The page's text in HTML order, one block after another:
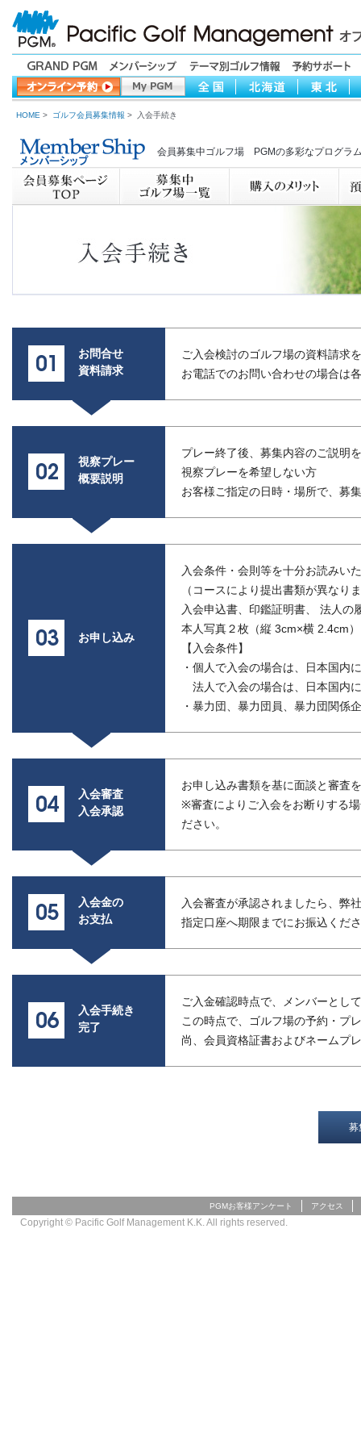
HOME > ゴルフ会員募集情報 > 入会手続き
会員募集中ゴルフ場 PGMの多彩なプログラ
お問合せ
資料請求
ご入会検討のゴルフ場の資料請求
お電話でのお問い合わせの場合は
視察プレー
概要説明
プレー終了後、募集内容のご説明
視察プレーを希望しない方
お客様ご指定の日時・場所で、募
お申し込み
入会条件・会則等を十分お読みい
（コースにより提出書類が異なり
入会申込書、印鑑証明書、 法人
本人写真２枚（縦 3cm×横 2.4cm）
【入会条件】
・個人で入会の場合は、日本国内
法人で入会の場合は、日本国内
・暴力団、暴力団員、暴力団関係
入会審査
入会承認
お申し込み書類を基に面談と審査
※審査によりご入会をお断りする
ださい。
入会金の
お支払
入会審査が承認されましたら、弊
指定口座へ期限までにお振込くだ
入会手続き
完了
ご入金確認時点で、メンバーとし
この時点で、ゴルフ場の予約・プ
尚、会員資格証書およびネームプ
募
PGMお客様アンケート アクセス
Copyright © Pacific Golf Management K.K. All rights reserved.